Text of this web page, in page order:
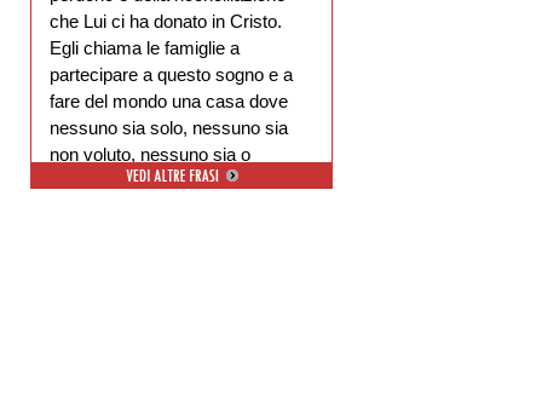
che Lui ci ha donato in Cristo.
Egli chiama le famiglie a
partecipare a questo sogno e a
fare del mondo una casa dove
nessuno sia solo, nessuno sia
non voluto, nessuno sia o